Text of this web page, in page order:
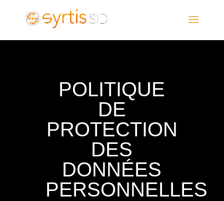
POLITIQUE
DE
PROTECTION
DES
DONNÉES
PERSONNELLES